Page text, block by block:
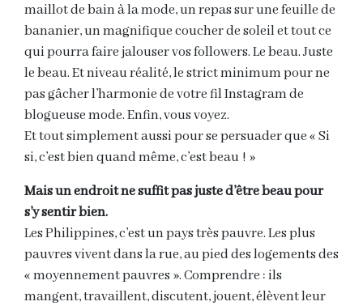
maillot de bain à la mode, un repas sur une feuille de
bananier, un magnifique coucher de soleil et tout ce
qui pourra faire jalouser vos followers. Le beau. Juste
le beau. Et niveau réalité, le strict minimum pour ne
pas gâcher l’harmonie de votre fil Instagram de
blogueuse mode. Enfin, vous voyez.
Et tout simplement aussi pour se persuader que « Si
si, c’est bien quand même, c’est beau ! »
Mais un endroit ne suffit pas juste d’être beau pour
s’y sentir bien.
Les Philippines, c’est un pays très pauvre. Les plus
pauvres vivent dans la rue, au pied des logements des
« moyennement pauvres ». Comprendre : ils
mangent, travaillent, discutent, jouent, élèvent leur